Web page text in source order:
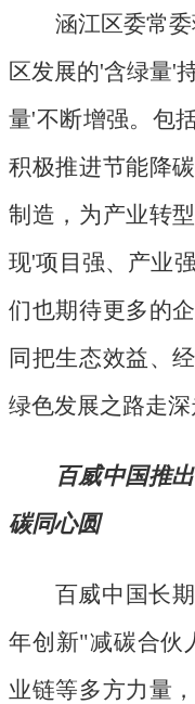
涵江区委常委
区发展的'含绿量'
量'不断增强。包
积极推进节能降
制造，为产业转
现'项目强、产业
们也期待更多的
同把生态效益、
绿色发展之路走
百威中国推出
碳同心圆
百威中国长
年创新"减碳合伙
业链等多方力量